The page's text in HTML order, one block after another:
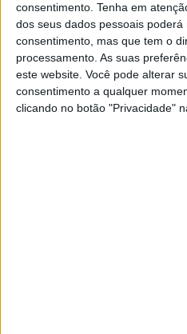
consentimento. Tenha em
dos seus dados pessoais poderá
consentimento, mas que tem o
processamento. As suas
este website. Você pode alterar
consentimento a qualquer
clicando no botão "Privacidade"
A entrada dos jovens no
traumática. Há empresas
exército de estagiários,
trabalho efetivos sem
muito pouco dinheiro.
fraudes, pressões e
sujeitos milhares de